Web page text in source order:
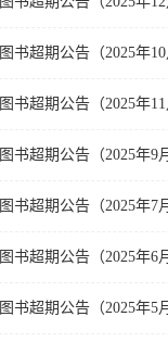
图书超期公告（2025年
图书超期公告（2025年
图书超期公告（2025年9
图书超期公告（2025年7
图书超期公告（2025年6
图书超期公告（2025年5